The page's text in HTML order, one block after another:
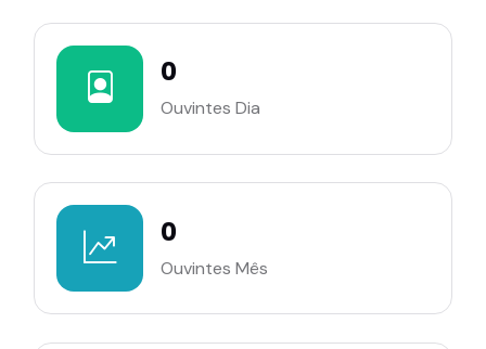
0
Ouvintes Dia
0
Ouvintes Mês